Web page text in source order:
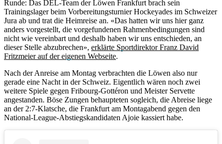
Runde: Das DEL-Team der Löwen Frankfurt brach sein
Trainingslager beim Vorbereitungsturnier Hockeyades im Schweizer
Jura ab und trat die Heimreise an. «Das hatten wir uns hier ganz
anders vorgestellt, die vorgefundenen Rahmenbedingungen sind
nicht wie vereinbart und deshalb haben wir uns entschieden, an
dieser Stelle abzubrechen», erklärte Sportdirektor Franz David
Fritzmeier auf der eigenen Webseite.
Nach der Anreise am Montag verbrachten die Löwen also nur
gerade eine Nacht in der Schweiz. Eigentlich wären noch zwei
weitere Spiele gegen Fribourg-Gottéron und Meister Servette
angestanden. Böse Zungen behaupteten sogleich, die Abreise liege
an der 2:7-Klatsche, die Frankfurt am Montagabend gegen den
National-League-Abstiegskandidaten Ajoie kassiert habe.